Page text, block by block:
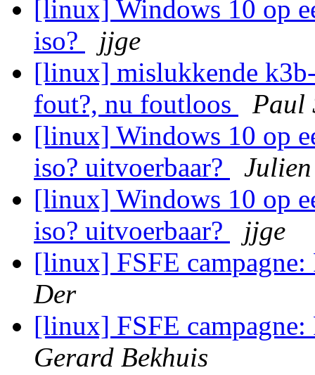
[linux] Windows 10 op
iso?
jjge
[linux] mislukkende
fout?, nu foutloos
Paul
[linux] Windows 10 op
iso? uitvoerbaar?
[linux] Windows 10 op
iso? uitvoerbaar?
jjge
[linux] FSFE
Der
[linux] FSFE
Gerard Bekhuis